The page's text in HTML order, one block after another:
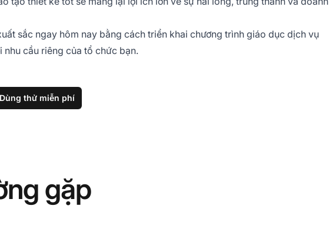
sắc ngay hôm nay bằng cách triển khai chương trình giáo dục dịch vụ
nhu cầu riêng của tổ chức bạn.
Dùng thử miễn phí
gặp